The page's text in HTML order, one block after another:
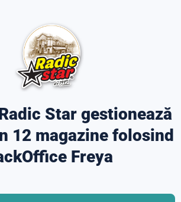
Star gestionează
12 magazine folosind
Freya